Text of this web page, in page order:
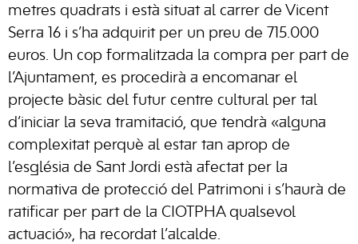
metres quadrats i està situat al carrer de Vicent
Serra 16 i s’ha adquirit per un preu de 715.000
euros. Un cop formalitzada la compra per part de
l’Ajuntament, es procedirà a encomanar el
projecte bàsic del futur centre cultural per tal
d’iniciar la seva tramitació, que tendrà «alguna
complexitat perquè al estar tan aprop de
l’església de Sant Jordi està afectat per la
normativa de protecció del Patrimoni i s’haurà de
ratificar per part de la CIOTPHA qualsevol
actuació», ha recordat l’alcalde.